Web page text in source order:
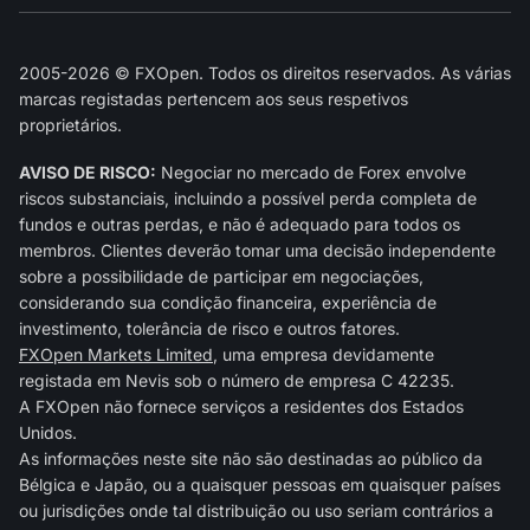
2005-2026 © FXOpen. Todos os direitos reservados. As várias
marcas registadas pertencem aos seus respetivos
proprietários.
AVISO DE RISCO: Negociar no mercado de Forex envolve
riscos substanciais, incluindo a possível perda completa de
fundos e outras perdas, e não é adequado para todos os
membros. Clientes deverão tomar uma decisão independente
sobre a possibilidade de participar em negociações,
considerando sua condição financeira, experiência de
investimento, tolerância de risco e outros fatores.
FXOpen Markets Limited, uma empresa devidamente
registada em Nevis sob o número de empresa C 42235.
A FXOpen não fornece serviços a residentes dos Estados
Unidos.
As informações neste site não são destinadas ao público da
Bélgica e Japão, ou a quaisquer pessoas em quaisquer países
ou jurisdições onde tal distribuição ou uso seriam contrários a